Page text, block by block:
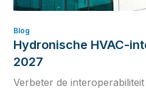
Blog
Hydronische HVAC-
2027
Verbeter de